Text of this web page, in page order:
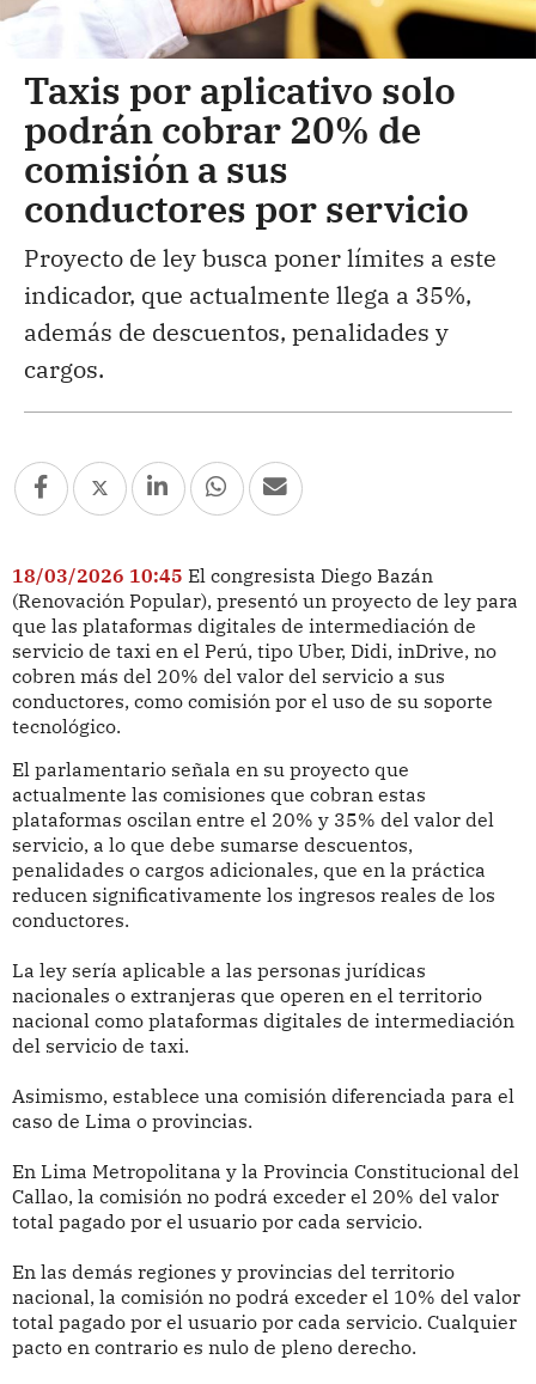
Taxis por aplicativo solo
podrán cobrar 20% de
comisión a sus
conductores por servicio
Proyecto de ley busca poner límites a este
indicador, que actualmente llega a 35%,
además de descuentos, penalidades y
cargos.
18/03/2026 10:45 El congresista Diego Bazán
(Renovación Popular), presentó un proyecto de ley para
que las plataformas digitales de intermediación de
servicio de taxi en el Perú, tipo Uber, Didi, inDrive, no
cobren más del 20% del valor del servicio a sus
conductores, como comisión por el uso de su soporte
tecnológico.
El parlamentario señala en su proyecto que
actualmente las comisiones que cobran estas
plataformas oscilan entre el 20% y 35% del valor del
servicio, a lo que debe sumarse descuentos,
penalidades o cargos adicionales, que en la práctica
reducen significativamente los ingresos reales de los
conductores.
La ley sería aplicable a las personas jurídicas
nacionales o extranjeras que operen en el territorio
nacional como plataformas digitales de intermediación
del servicio de taxi.
Asimismo, establece una comisión diferenciada para el
caso de Lima o provincias.
En Lima Metropolitana y la Provincia Constitucional del
Callao, la comisión no podrá exceder el 20% del valor
total pagado por el usuario por cada servicio.
En las demás regiones y provincias del territorio
nacional, la comisión no podrá exceder el 10% del valor
total pagado por el usuario por cada servicio. Cualquier
pacto en contrario es nulo de pleno derecho.